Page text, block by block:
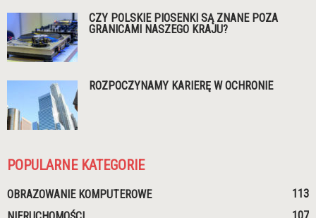
CZY POLSKIE PIOSENKI SĄ ZNANE POZA
GRANICAMI NASZEGO KRAJU?
ROZPOCZYNAMY KARIERĘ W OCHRONIE
POPULARNE KATEGORIE
OBRAZOWANIE KOMPUTEROWE
113
107